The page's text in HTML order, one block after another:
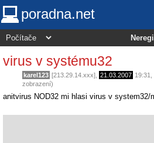
poradna.net
virus v systému32
karel123 [213.29.14.xxx], 21.03.2007 19:31
zobrazení)
anitvirus NOD32 mi hlasi virus v system32/